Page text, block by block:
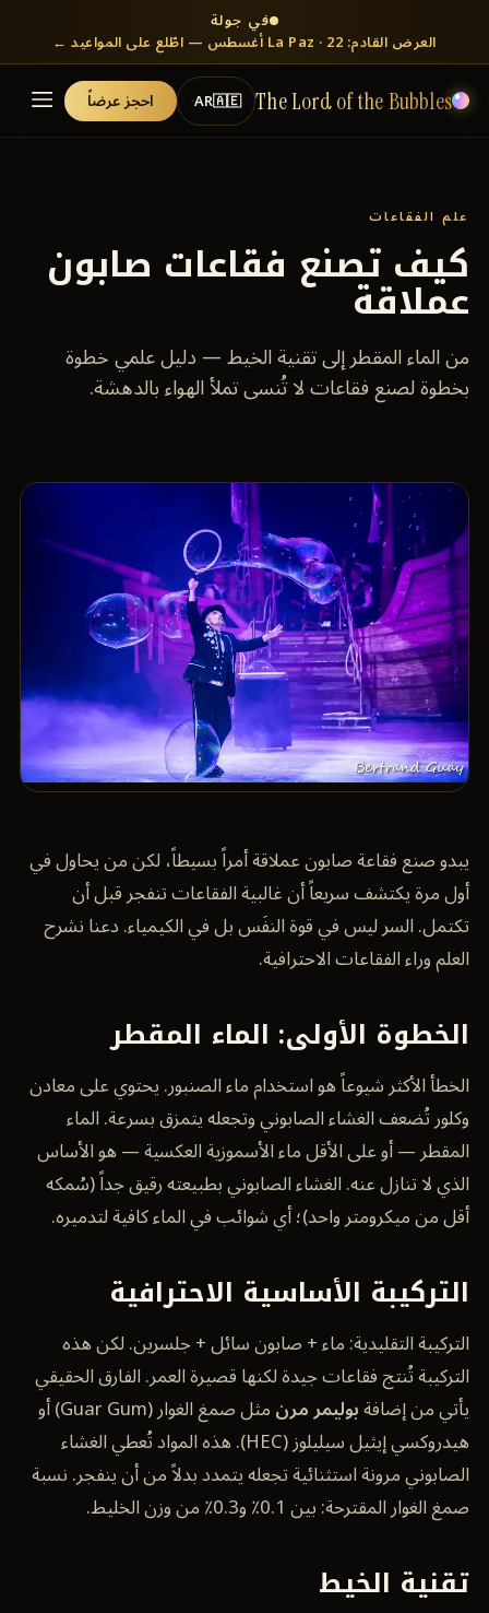
في جولة
العرض القادم: La Paz · 22 أغسطس — اطّلع على المواعيد ←
The Lord of the Bubbles
🇦🇪
AR احجز عرضاً
علم الفقاعات
كيف تصنع فقاعات صابون
عملاقة
من الماء المقطر إلى تقنية الخيط — دليل علمي خطوة
بخطوة لصنع فقاعات لا تُنسى تملأ الهواء بالدهشة.
يبدو صنع فقاعة صابون عملاقة أمراً بسيطاً، لكن من يحاول في
أول مرة يكتشف سريعاً أن غالبية الفقاعات تنفجر قبل أن
تكتمل. السر ليس في قوة النفَس بل في الكيمياء. دعنا نشرح
العلم وراء الفقاعات الاحترافية.
الخطوة الأولى: الماء المقطر
الخطأ الأكثر شيوعاً هو استخدام ماء الصنبور. يحتوي على معادن
وكلور تُضعف الغشاء الصابوني وتجعله يتمزق بسرعة. الماء
المقطر — أو على الأقل ماء الأسموزية العكسية — هو الأساس
الذي لا تنازل عنه. الغشاء الصابوني بطبيعته رقيق جداً (سُمكه
أقل من ميكرومتر واحد)؛ أي شوائب في الماء كافية لتدميره.
التركيبة الأساسية الاحترافية
التركيبة التقليدية: ماء + صابون سائل + جلسرين. لكن هذه
التركيبة تُنتج فقاعات جيدة لكنها قصيرة العمر. الفارق الحقيقي
يأتي من إضافةبوليمر مرن
مثل صمغ الغوار (Guar Gum) أو
هيدروكسي إيثيل سيليلوز (HEC). هذه المواد تُعطي الغشاء
الصابوني مرونة استثنائية تجعله يتمدد بدلاً من أن ينفجر. نسبة
صمغ الغوار المقترحة: بين 0.1٪ و0.3٪ من وزن الخليط.
تقنية الخيط